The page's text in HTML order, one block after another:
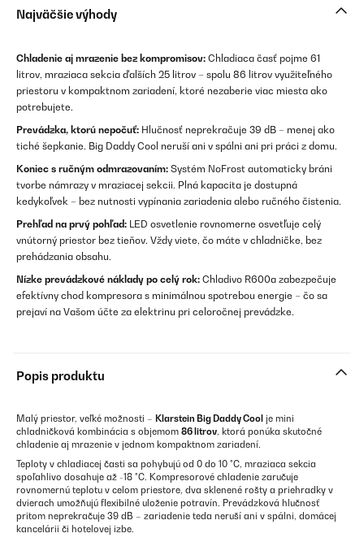
Najväčšie výhody
Chladenie aj mrazenie bez kompromisov: Chladiaca časť pojme 61
litrov, mraziaca sekcia ďalších 25 litrov – spolu 86 litrov využiteľného
priestoru v kompaktnom zariadení, ktoré nezaberie viac miesta ako
potrebujete.
Prevádzka, ktorú nepočuť: Hlučnosť neprekračuje 39 dB – menej ako
tiché šepkanie. Big Daddy Cool neruší ani v spálni ani pri práci z domu.
Koniec s ručným odmrazovaním: Systém NoFrost automaticky bráni
tvorbe námrazy v mraziacej sekcii. Plná kapacita je dostupná
kedykoľvek – bez nutnosti vypínania zariadenia alebo ručného čistenia.
Prehľad na prvý pohľad: LED osvetlenie rovnomerne osvetľuje celý
vnútorný priestor bez tieňov. Vždy viete, čo máte v chladničke, bez
prehádzania obsahu.
Nízke prevádzkové náklady po celý rok: Chladivo R600a zabezpečuje
efektívny chod kompresora s minimálnou spotrebou energie – čo sa
prejaví na Vašom účte za elektrinu pri celoročnej prevádzke.
Popis produktu
Malý priestor, veľké možnosti – Klarstein Big Daddy Cool je mini
chladničková kombinácia s objemom 86 litrov, ktorá ponúka skutočné
chladenie aj mrazenie v jednom kompaktnom zariadení.
Teploty v chladiacej časti sa pohybujú od 0 do 10 °C, mraziaca sekcia
spoľahlivo dosahuje až -18 °C. Kompresorové chladenie zaručuje
rovnomernú teplotu v celom priestore, dva sklenené rošty a priehradky v
dvierach umožňujú flexibilné uloženie potravín. Prevádzková hlučnosť
pritom neprekračuje 39 dB – zariadenie teda neruší ani v spálni, domácej
kancelárii či hotelovej izbe.